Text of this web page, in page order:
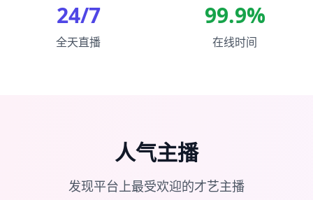
24/7
全天直播
99.9%
在线时间
人气主播
发现平台上最受欢迎的才艺主播